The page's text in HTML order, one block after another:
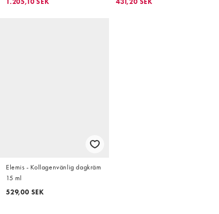
Elemis - Kollagenvänlig dagkräm
15 ml
529,00 SEK